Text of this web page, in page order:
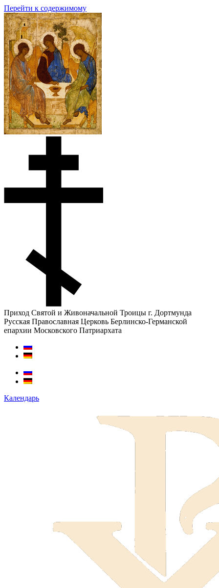
Перейти к содержимому
Приход Святой и Живоначальной Троицы г. Дортмунда
Русская Православная Церковь Берлинско-Германской
епархии Московского Патриархата
Календарь